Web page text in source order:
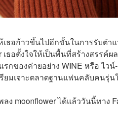
ธอก้าวขึ้นไปอีกขั้นในการรับตำ
เธอตั้งใจให้เป็นพื้นที่สร้างสรร
กของค่ายอย่าง WINE หรือ ไว
มเจาะตลาดฐานแฟนคลับคนรุ่น
ง moonflowerได้แล้ววันนี้ทาง